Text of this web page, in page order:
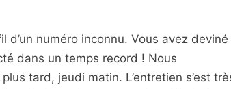
numéro inconnu. Vous avez deviné
dans un temps record ! Nous
tard, jeudi matin. L’entretien s’est